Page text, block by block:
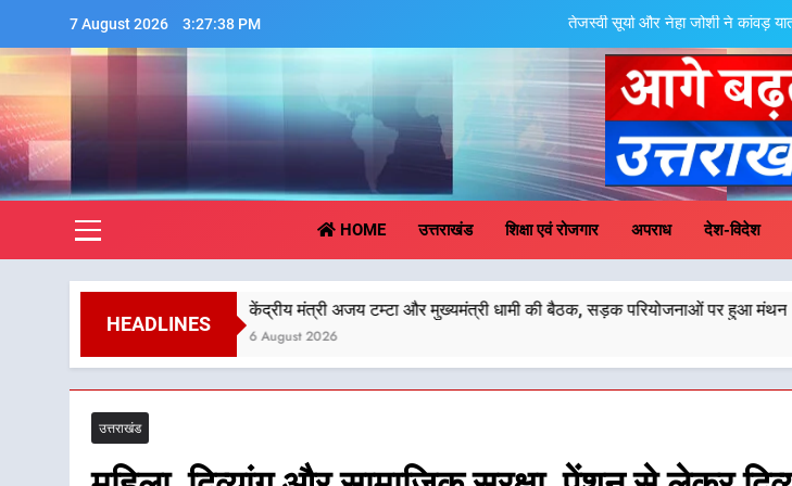
content
7 August 2026 3:27:40 PM
तेजस्वी सूर्या और नेहा जोशी ने कांवड़
एमडीडीए बोर्ड बैठक में 25
धामी कैबिनेट का फैसला: जल जीवन मिशन की योजनाओं
एमडीडीए बोर्ड बैठक में 25
Aage
HOME उत्तराखंड शिक्षा एवं रोजगार अपराध देश-विदेश
HEADLINES
केंद्रीय मंत्री अजय टम्टा और मुख्यमंत्री धामी की बैठक, सड़क परियोजनाओं पर हुआ मंथन
6 August 2026
उत्तराखंड